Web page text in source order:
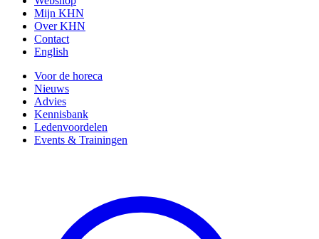
Mijn KHN
Over KHN
Contact
English
Voor de horeca
Nieuws
Advies
Kennisbank
Ledenvoordelen
Events & Trainingen